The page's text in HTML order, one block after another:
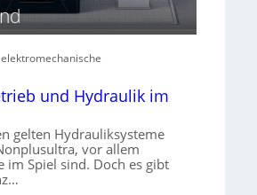
und Hydraulik im
gelten Hydrauliksysteme
vor allem
im Spiel sind. Doch es gibt